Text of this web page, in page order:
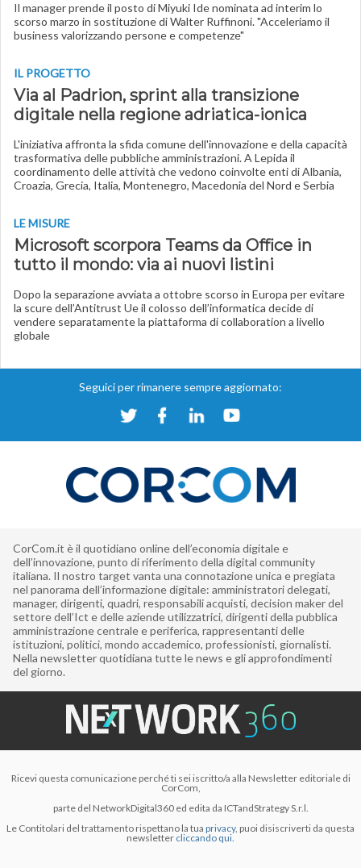
Il manager prende il posto di Miyuki Ide nominata ad interim lo
scorso marzo in sostituzione di Walter Ruffinoni. "Acceleriamo il
business valorizzando persone e competenze"
IL PROGETTO
Via al Padrion, sprint alla transizione
digitale nella regione adriatica-ionica
L'iniziativa affronta la sfida comune dell'innovazione e della capacità
trasformativa delle pubbliche amministrazioni. A Lepida il
coordinamento delle attività che vedono coinvolte enti di Albania,
Croazia, Grecia, Italia, Montenegro, Macedonia del Nord e Serbia
LE MISURE
Microsoft scorpora Teams da Office in
tutto il mondo: via ai nuovi listini
Dopo la separazione avviata a ottobre scorso in Europa per evitare
la scure dell’Antitrust Ue il colosso dell’informatica decide di
vendere separatamente la piattaforma di collaboration a livello
globale
Seguici per rimanere sempre aggiornato:
CorCom.it è il quotidiano online dell’economia digitale e
dell’innovazione, punto di riferimento della digital community
italiana. Il nostro target vanta una connotazione unica e pregiata
nel panorama dell’informazione digitale: amministratori delegati,
manager, dirigenti, quadri, responsabili acquisti, decision maker del
settore dell’Ict e delle aziende utilizzatrici, dirigenti della pubblica
amministrazione centrale e periferica, rappresentanti delle
istituzioni, politici, mondo accademico, professionisti, giornalisti.
Nella newsletter quotidiana tutte le news e gli approfondimenti
del giorno.
Ricevi questa comunicazione perché ti sei iscritto/a alla Newsletter editoriale di
CorCom,
parte del NetworkDigital360 ed edita da ICTandStrategy S.r.l.
Le Contitolari del trattamento rispettano la tua privacy, puoi disiscriverti da questa
newsletter cliccando qui.